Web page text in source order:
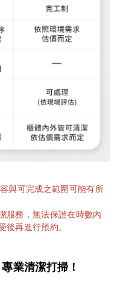
與可完成之範圍可能有所
服務，無法保證在時數內
後再進行預約。
業清潔打掃！